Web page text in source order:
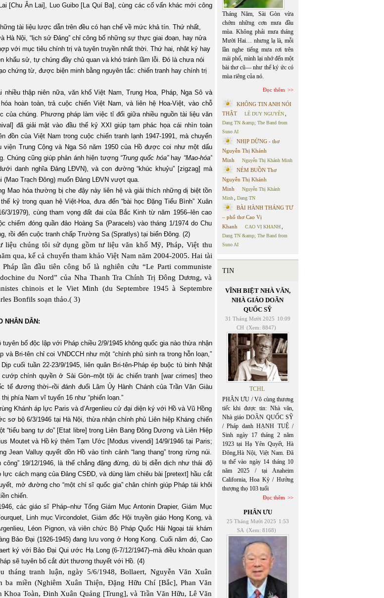
[Chu Ân Lai], Luo Guibo [La Quí Ba], cùng các cố vấn khác mới công
tài liệu lược dẫn trên đều có hạn chế về mức khả tín. Thứ nhất,
Hà Nội, “lịch sử Đảng” chỉ công bố những sự thực giai đoạn, hay nửa
với mục tiêu chính trị và tuyên truyền nhất thời. Thứ hai, nhật ký hay
khẩu sử, tự chúng đầy chủ quan và khó tránh lầm lỗi. Đó là chưa nói
chứng từ, được biện minh bằng nguyên tắc: chiến tranh hay chính trị
nhiều thập niên nữa, văn khố Việt Nam, Trung Hoa, Pháp, Nga Sô và
hoàn toàn, trả cuộc chiến Việt Nam, và liên hệ Hoa-Việt, vào chỗ
của chúng. Phương pháp làm việc tỉ đối giữa nhiều nguồn tài liệu văn
đã giải mật vào đầu thế kỷ XXI giúp tạm phác họa cái nhìn toàn
đồn của Việt Nam trong cuộc chiến tranh lạnh 1947-1991, mà chuyến
viện Trung Cộng và Nga Sô năm 1950 của Hồ được coi như một dấu
Chúng cũng giúp phản ánh hiện tượng “Trung quốc hóa”hay “Mao-hóa”
danh nghĩa Đảng LĐVN), và con đường “khúc khuỷu” [zigzag] mà
(Mao Trạch Đông) muốn Đảng LĐVN vượt qua.
Mao hóa thường bị che đậy này liên hệ và giải thích những dị biệt tồn
kỷ trong quan hệ Việt-Hoa, đưa đến “bài học Đặng Tiểu Bình” Xuân
3/1979), cùng tham vọng đất đai của Bắc Kinh từ năm 1956–lên cao
chiếm đóng quần đảo Hoàng Sa (Paracels) vào tháng 1/1974 do Chu
rồi đến cuộc tranh chấp Trường Sa (Spratlys) tại biển Đông. (2)
liệu chúng tôi sử dụng gồm tư liệu văn khố Mỹ, Pháp, Việt thu
qua, kể cả chuyến tham khảo Việt Nam năm 2004-2005. Hai tài
lần đầu tiên công bố là nghiên cứu “Le Parti communiste
du Nord” của Nha Thanh Tra Chính Trị Đông Dương, và
chinois et le Viet Minh (du Septembre 1945 à Septembre
Bonfils soạn thảo.( 3)
NHÂN DÂN:
tuyên bố độc lập với Pháp chiều 2/9/1945 không quốc gia nào thừa nhận
và Bri-tên chỉ coi VNDCCH như một “chính phủ sinh ra trong hỗn loạn,”
cuối tuần 22-23/9/1945, liên quân Bri-tên-Pháp ép buộc tù binh Nhật
chính quyền ở Sài Gòn–một tội ác chiến tranh [war crimes] theo
tế đương thời–rồi đánh đuổi Lâm Ủy Hành Chánh của Trần Văn Giàu
phía Nam vĩ tuyến 16 như “phiến loạn.”
Khánh áp lực Paris và d’Argenlieu cử đại diện ký với Hồ và Vũ Hồng
sơ bộ 6/3/1946 tại Hà Nội, thừa nhận chính phủ Liên hiệp Kháng chiến
“tiểu bang tự do” [Etat libre] trong Liên Bang Đông Dương và Liên Hiệp
Moutet và Hồ ký thêm Tạm Ước [Modus vivendi] 14/9/1946 tại Paris;
Jean Valluy quyết dồn Hồ vào tình cảnh “lang thang” trong rừng núi.
công” 19/12/1946, là thế chẳng đặng đừng, dù bị diễn dịch như thái độ
lực cách mạng của Đảng CSĐD, và dùng làm chiêu bài [pretext] hầu cắt
mở đường cho “một chí sĩ quốc gia” chân chính giúp Pháp tái khôi
chiến.
các giáo sĩ Pháp–như Tổng Giám Mục Antonin Drapier, Giám Mục
Linh mục Vircondolet, Giám đốc Hội truyền giáo Hong Kong, và
Léon Pignon, và viên chức Bộ Pháp Quốc Hải Ngoại tái khám
Bảo Đại (1926-1945) đang lưu vong ở Hong Kong. Cuối năm đó, Cao
ký với Bảo Đại Qui ước Hạ Long (6-7/12/1947)–mà điều khoản quan
sẽ tuyên bố cắt đứt thương thuyết với Hồ. (4)
tháng tranh luận, ngày 5/6/1948, Bollaert, Nguyễn Văn Xuân
ba miền (Nghiêm Xuân Thiện, Đặng Hữu Chí [Bắc], Phan Văn
Khoa Toàn, Đinh Xuân Quảng [Trung], và Trần Văn Hữu, Lê Văn
Tháng Năm, Sài Gòn vừa
chớm những cơn mưa đầu
mùa. Không phải mưa tháng
Mười Hai… nhưng lạ là, mỗi
lần nghe tiếng mưa rơi trên
mái phố, mình lại nhớ đến một
bài thơ cũ— như thể ký ức có
mùa riêng của nó.
Đọc thêm
KHÔNG TIN ANH NÓI
THẬT
LÊ DUY NGUYÊN
Dang TN &amp; The Band from
Suno AI
NHỊP DỪNG - thơ
Nguyễn Thị Khánh
Minh
Nguyễn Thị Khánh Minh
NÉM BUỒN Thơ
Nguyễn Thị Khánh
Minh
Nguyễn Thị Khánh
Minh
Dang TN
BÀI HÀNH THÁNG TƯ
– phổ thơ Cao Vị
Khanh
CAO VỊ KHANH
Dang TN &amp; The Band from
Suno AI
TIN
VĨNH BIỆT NHÀ VĂN,
NHÀ GIÁO DOÃN
QUỐC SỸ
31 Tháng Mười 2025 10:09
CH (Xem: 8847)
TCHL
PHÂN ƯU / Vô cùng thương
tiếc khi được tin: Nhà văn,
Nhà giáo DOÃN QUỐC SỸ
/ Pháp danh HẠNH TUỆ /
Sinh ngày 17 tháng 2 năm
1923 tại Hạ Yên Quyết, Hà
Đông,Hà Nội, Việt Nam. Đã
tạ thế vào ngày 14 tháng 10
năm 2025 / tại Anaheim
California, Hoa Kỳ / Hưởng
thượng thọ 103 tuổi
Đọc thêm
PHÂN ƯU
25 Tháng Mười 2025 1:53
SA (Xem: 8168)